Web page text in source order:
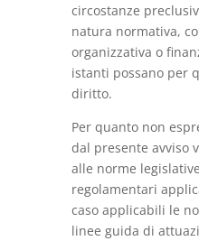
circostanze
natura normativa,
organizzativa o
istanti possano per
diritto.
Per quanto non
dal presente avviso
alle norme
regolamentari
caso applicabili le
linee guida di